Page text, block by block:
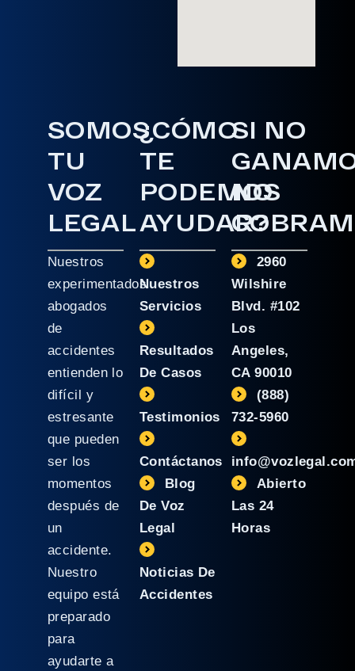
SOMOS
TU
VOZ
LEGAL
Nuestros
experimentados
abogados
de
accidentes
entienden lo
difícil y
estresante
que pueden
ser los
momentos
después de
un
accidente.
Nuestro
equipo está
preparado
para
ayudarte a
¿CÓMO
TE
PODEMOS
AYUDAR?
Nuestros
Servicios
Resultados
De Casos
Testimonios
Contáctanos
Blog
De Voz
Legal
Noticias De
Accidentes
SI NO
NO
2960
Wilshire
Blvd. #102
Los
Angeles,
CA 90010
(888)
732-5960
Abierto
Las 24
Horas